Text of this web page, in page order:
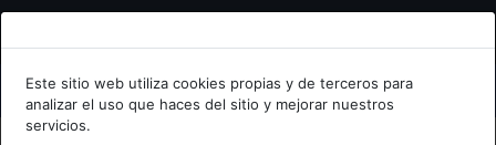
Bienvenid@ a psiquiatria.com
Escribe tu Email
Este sitio web utiliza cookies propias y de terceros para
analizar el uso que haces del sitio y mejorar nuestros
servicios.